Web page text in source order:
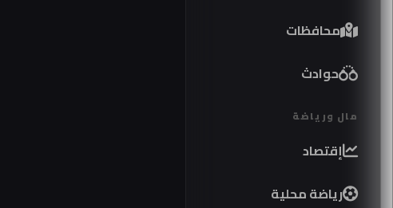
محافظات
حوادث
مال ورياضة
إقتصاد
رياضة محلية